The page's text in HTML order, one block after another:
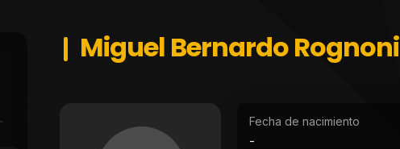
Miguel Bernardo Rognoni
Fecha de nacimiento
-